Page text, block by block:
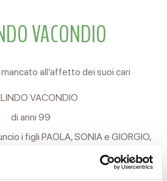
VACONDIO
all’affetto dei suoi cari
VACONDIO
di anni 99
i figli PAOLA, SONIA e GIORGIO,